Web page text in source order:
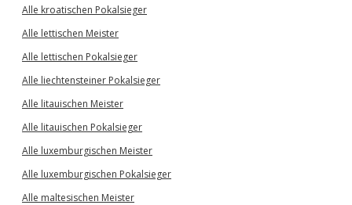
Alle kroatischen Pokalsieger
Alle lettischen Meister
Alle lettischen Pokalsieger
Alle liechtensteiner Pokalsieger
Alle litauischen Meister
Alle litauischen Pokalsieger
Alle luxemburgischen Meister
Alle luxemburgischen Pokalsieger
Alle maltesischen Meister